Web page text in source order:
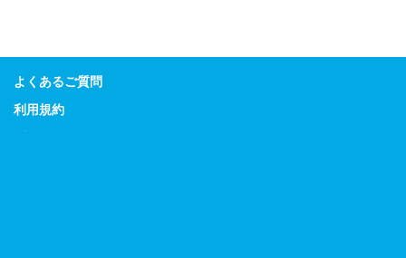
よくあるご質問
利用規約
プライバシーポリシー